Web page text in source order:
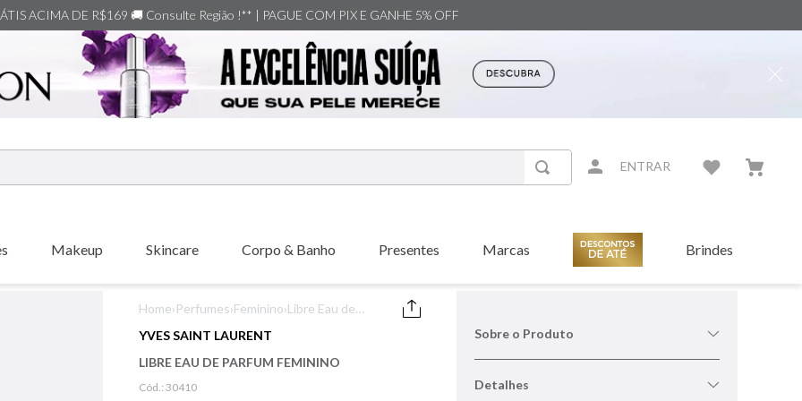
ACIMA DE R$169 🚚 Consulte Região !** | PAGUE COM PIX E GANHE 5% OFF
ENTRAR
Makeup Skincare Corpo & Banho Presentes Marcas Brindes
Home›Perfumes›Feminino›Libre Eau de
YVES SAINT LAURENT
LIBRE EAU DE PARFUM FEMININO
Cód.:30410
Sobre o Produto
Detalhes